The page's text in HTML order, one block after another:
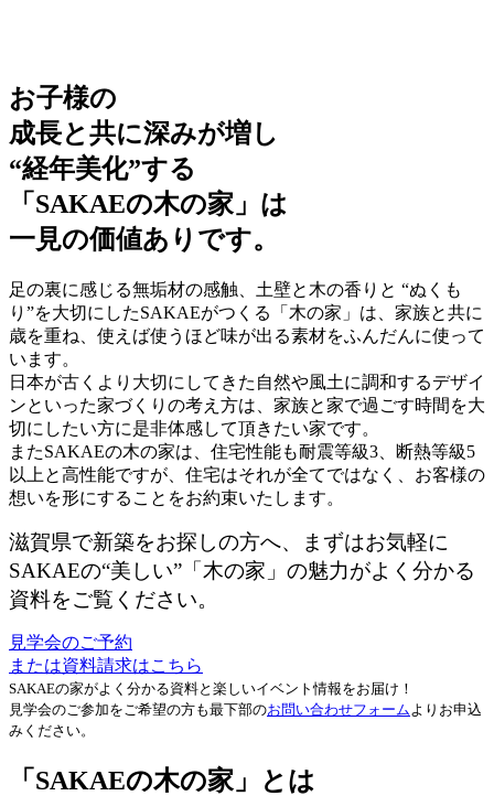
お子様の
成長と共に深みが増し
“経年美化”する
「SAKAEの木の家」は
一見の価値ありです。
足の裏に感じる無垢材の感触、土壁と木の香りと “ぬくも
り”を大切にしたSAKAEがつくる「木の家」は、家族と共に
歳を重ね、使えば使うほど味が出る素材をふんだんに使って
います。
日本が古くより大切にしてきた自然や風土に調和するデザイ
ンといった家づくりの考え方は、家族と家で過ごす時間を大
切にしたい方に是非体感して頂きたい家です。
またSAKAEの木の家は、住宅性能も耐震等級3、断熱等級5
以上と高性能ですが、住宅はそれが全てではなく、お客様の
想いを形にすることをお約束いたします。
滋賀県で新築をお探しの方へ、まずはお気軽に
SAKAEの“美しい”「木の家」の魅力がよく分かる
資料をご覧ください。
見学会のご予約
または資料請求はこちら
SAKAEの家がよく分かる資料と楽しいイベント情報をお届け！
見学会のご参加をご希望の方も最下部のお問い合わせフォーム よりお申込
みください。
「SAKAEの木の家」とは